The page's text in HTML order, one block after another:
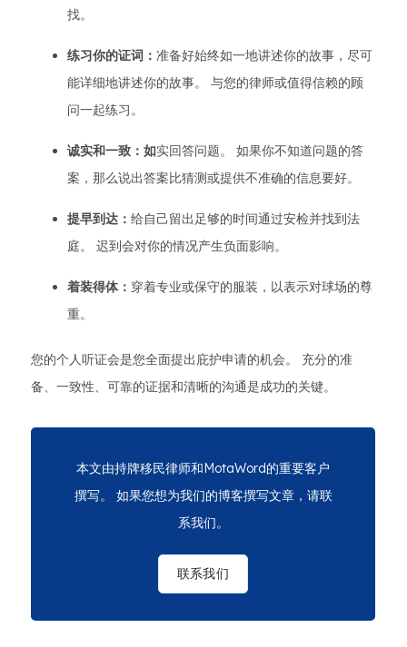
找。
练习你的证词： 准备好始终如一地讲述你的故事，尽可
能详细地讲述你的故事。 与您的律师或值得信赖的顾
问一起练习。
诚实和一致：如实回答问题。 如果你不知道问题的答
案，那么说出答案比猜测或提供不准确的信息要好。
提早到达： 给自己留出足够的时间通过安检并找到法
庭。 迟到会对你的情况产生负面影响。
着装得体： 穿着专业或保守的服装，以表示对球场的尊
重。
您的个人听证会是您全面提出庇护申请的机会。 充分的准
备、一致性、可靠的证据和清晰的沟通是成功的关键。
本文由持牌移民律师和MotaWord的重要客户
撰写。 如果您想为我们的博客撰写文章，请联
系我们。
联系我们